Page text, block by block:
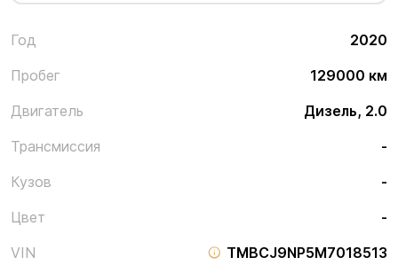
Год
2020
Пробег
129000 км
Двигатель
Дизель, 2.0
Трансмиссия
-
Кузов
-
Цвет
-
VIN
TMBCJ9NP5M7018513